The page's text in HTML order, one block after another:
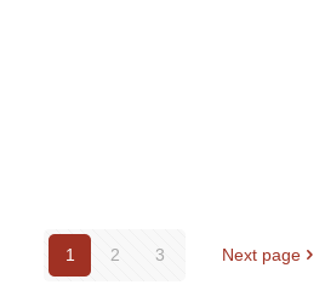
1 2 3 Next page